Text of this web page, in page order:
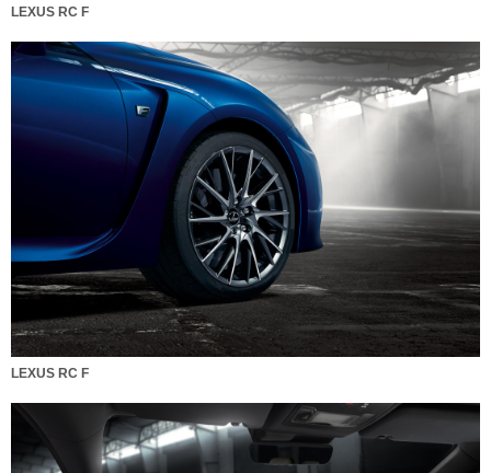
LEXUS RC F
LEXUS RC F